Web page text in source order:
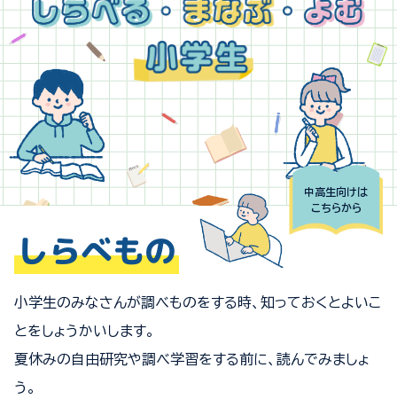
中高生向けは
こちらから
しらべもの
小学生のみなさんが調べものをする時、知っておくとよいこ
とをしょうかいします。
夏休みの自由研究や調べ学習をする前に、読んでみましょ
う。